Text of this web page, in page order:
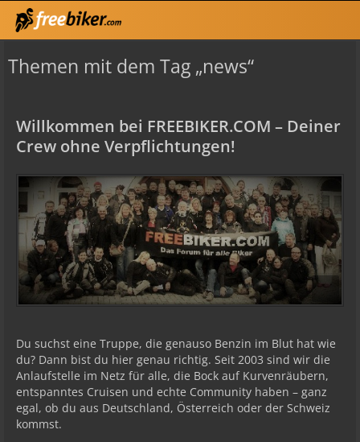
Themen mit dem Tag „news“
Willkommen bei FREEBIKER.COM – Deiner
Crew ohne Verpflichtungen!
Du suchst eine Truppe, die genauso Benzin im Blut hat wie
du? Dann bist du hier genau richtig. Seit 2003 sind wir die
Anlaufstelle im Netz für alle, die Bock auf Kurvenräubern,
entspanntes Cruisen und echte Community haben – ganz
egal, ob du aus Deutschland, Österreich oder der Schweiz
kommst.